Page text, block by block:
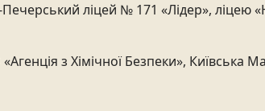
ліцей № 171 «Лідер»,
з Хімічної Безпеки», Київська